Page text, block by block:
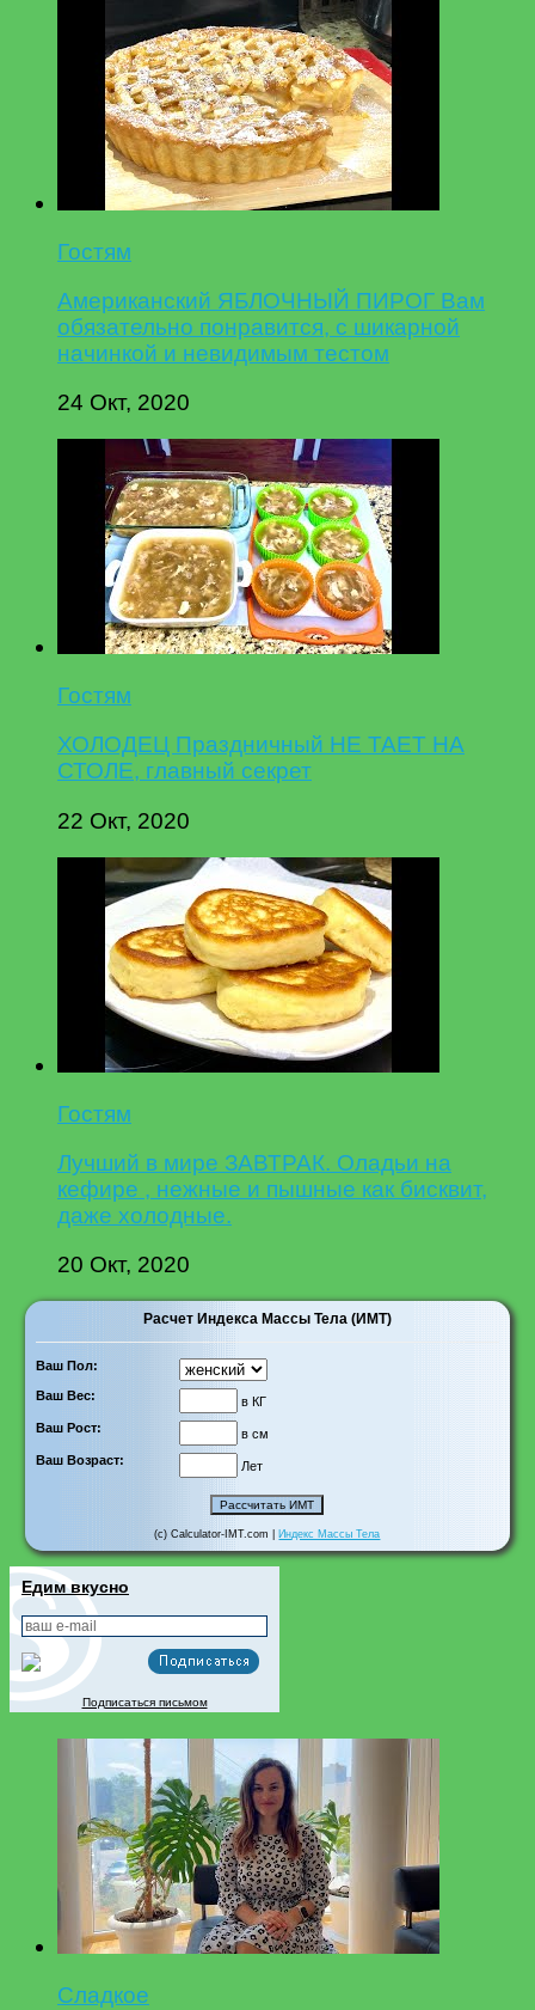
Гостям
Американский ЯБЛОЧНЫЙ ПИРОГ Вам
обязательно понравится, с шикарной
начинкой и невидимым тестом
24 Окт, 2020
Гостям
ХОЛОДЕЦ Праздничный НЕ ТАЕТ НА
СТОЛЕ, главный секрет
22 Окт, 2020
Гостям
Лучший в мире ЗАВТРАК. Оладьи на
кефире , нежные и пышные как бисквит,
даже холодные.
20 Окт, 2020
Расчет Индекса Массы Тела (ИМТ)
Ваш Пол:
Ваш Вес:
в КГ
Ваш Рост:
в см
Ваш Возраст:
Лет
(c) Calculator-IMT.com | Индекс Массы Тела
Едим вкусно
Подписаться письмом
Сладкое